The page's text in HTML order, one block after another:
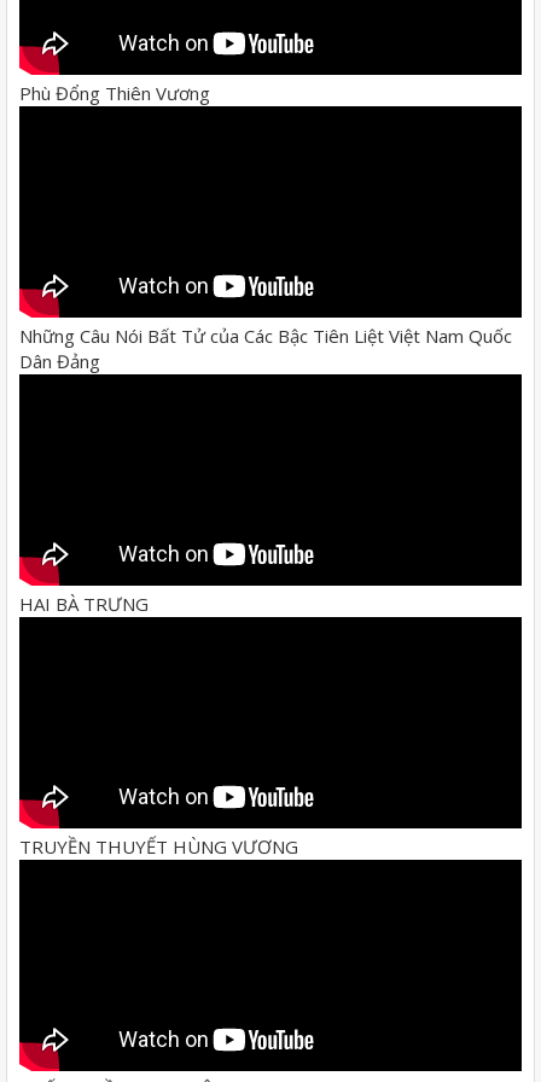
Phù Đổng Thiên Vương
Những Câu Nói Bất Tử của Các Bậc Tiên Liệt Việt Nam Quốc
Dân Đảng
HAI BÀ TRƯNG
TRUYỀN THUYẾT HÙNG VƯƠNG